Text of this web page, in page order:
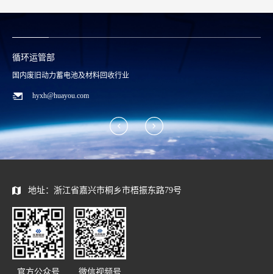
循环运管部
国内废旧动力蓄电池及材料回收行业
hyxh@huayou.com
地址：浙江省嘉兴市桐乡市梧振东路79号
官方公众号 微信视频号